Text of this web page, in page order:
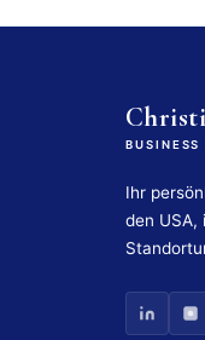
BUSINESS
Ihr
den USA,